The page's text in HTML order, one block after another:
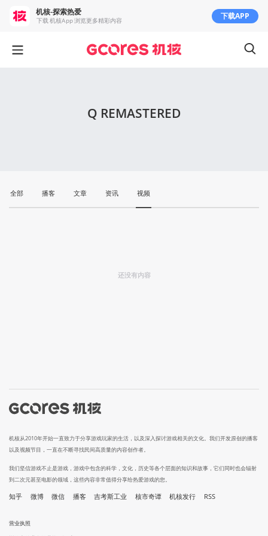
Q REMASTERED
全部 播客 文章 资讯 视频
还没有内容
机核从2010年开始一直致力于分享游戏玩家的生活，以及深入探讨游戏相关的文化。我们开发原创的播客
以及视频节目，一直在不断寻找民间高质量的内容创作者。
我们坚信游戏不止是游戏，游戏中包含的科学，文化，历史等各个层面的知识和故事，它们同时也会辐射
到二次元甚至电影的领域，这些内容非常值得分享给热爱游戏的您。
知乎 微博 微信 播客 吉考斯工业 核市奇谭 机核发行 RSS
营业执照
机核-探索热爱
下载 机核App 浏览更多精彩内容 下载APP